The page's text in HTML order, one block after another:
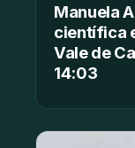
Manuela
científica
Vale de
14:03